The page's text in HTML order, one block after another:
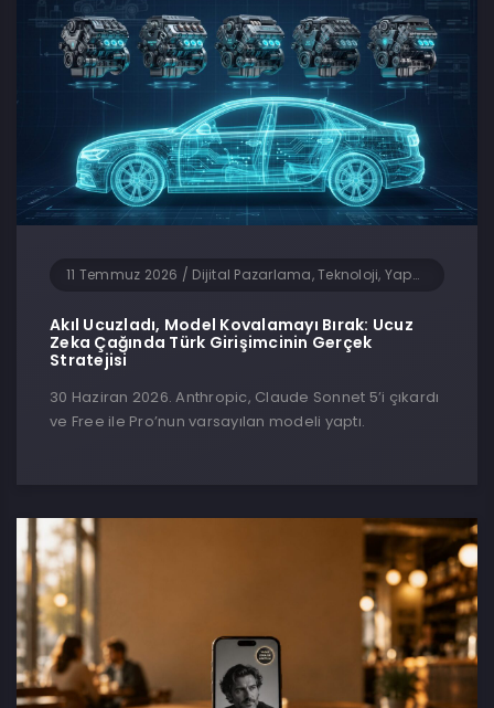
11 Temmuz 2026 / Dijital Pazarlama, Teknoloji, Yapay Zeka, Yazılım
Akıl Ucuzladı, Model Kovalamayı Bırak: Ucuz
Zeka Çağında Türk Girişimcinin Gerçek
Stratejisi
30 Haziran 2026. Anthropic, Claude Sonnet 5’i çıkardı
ve Free ile Pro’nun varsayılan modeli yaptı.